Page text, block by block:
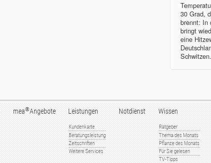
30 Grad,
brennt: In
bringt
eine
mea®Angebote Leistungen
Kundenkarte
Beratungsleistung
Zeitschriften
Weitere Services
Notdienst Wissen
Ratgeber
Thema des Monats
Pflanze des Monats
Für Sie gelesen
TV-Tipps